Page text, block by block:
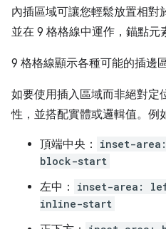
內插區域可讓您輕鬆放置相對
並在 9 格格線中運作，錨點元
9 格格線顯示各種可能的插邊
如要使用插入區域而非絕對定
性，並搭配實體或邏輯值。例
頂端中央： inset-
block-start
左中： inset-area:
inline-start